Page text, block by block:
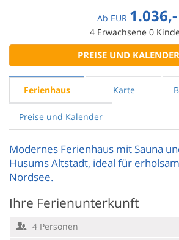
Ab EUR 1.036,-
4 Erwachsene 0
PREISE UND KALENDER
Ferienhaus Karte
Preise und Kalender
Modernes Ferienhaus mit Sauna
Husums Altstadt, ideal für
Nordsee.
Ihre Ferienunterkunft
4 Personen